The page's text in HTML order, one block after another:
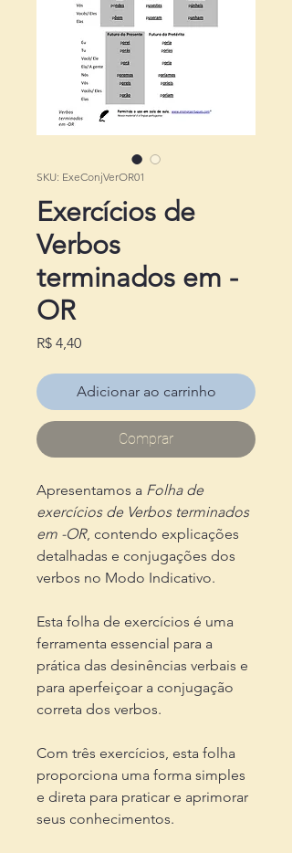
SKU: ExeConjVerOR01
Exercícios de
Verbos
terminados em -
OR
R$ 4,40Preço
Adicionar ao carrinho
Comprar
Apresentamos a Folha de
exercícios de Verbos terminados
em -OR, contendo explicações
detalhadas e conjugações dos
verbos no Modo Indicativo.
Esta folha de exercícios é uma
ferramenta essencial para a
prática das desinências verbais e
para aperfeiçoar a conjugação
correta dos verbos.
Com três exercícios, esta folha
proporciona uma forma simples
e direta para praticar e aprimorar
seus conhecimentos.